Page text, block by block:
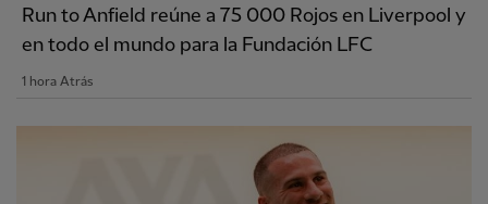
Run to Anfield reúne a 75 000 Rojos en Liverpool y
en todo el mundo para la Fundación LFC
1 hora Atrás